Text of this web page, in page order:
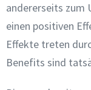
andererseits zum
einen positiven
Effekte treten
Benefits sind